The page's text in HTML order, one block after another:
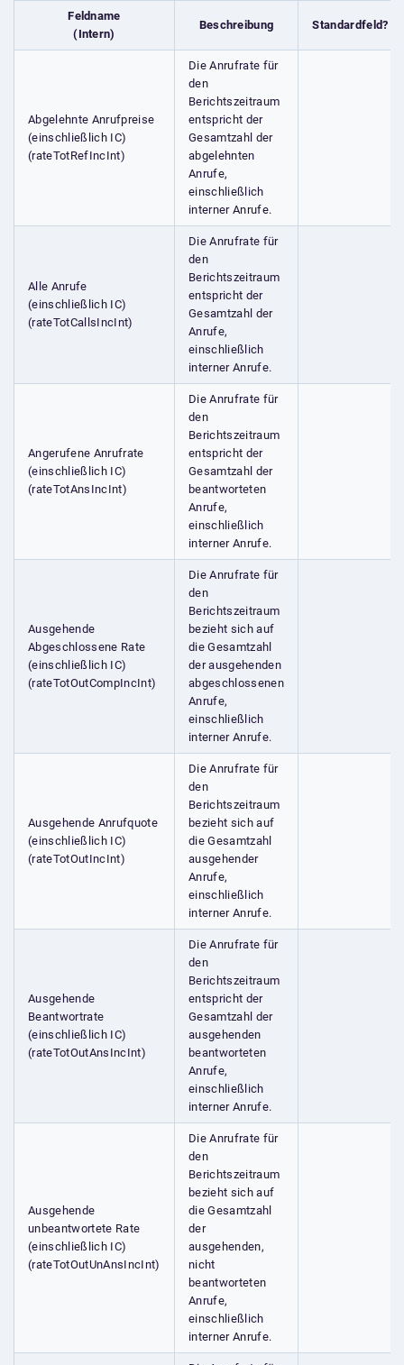
Feldname
(Intern)
Beschreibung Standardfeld?
Abgelehnte Anrufpreise
(einschließlich IC)
(rateTotRefIncInt)
Die Anrufrate für
den
Berichtszeitraum
entspricht der
Gesamtzahl der
abgelehnten
Anrufe,
einschließlich
interner Anrufe.
Alle Anrufe
(einschließlich IC)
(rateTotCallsIncInt)
Die Anrufrate für
den
Berichtszeitraum
entspricht der
Gesamtzahl der
Anrufe,
einschließlich
interner Anrufe.
Angerufene Anrufrate
(einschließlich IC)
(rateTotAnsIncInt)
Die Anrufrate für
den
Berichtszeitraum
entspricht der
Gesamtzahl der
beantworteten
Anrufe,
einschließlich
interner Anrufe.
Ausgehende
Abgeschlossene Rate
(einschließlich IC)
(rateTotOutCompIncInt)
Die Anrufrate für
den
Berichtszeitraum
bezieht sich auf
die Gesamtzahl
der ausgehenden
abgeschlossenen
Anrufe,
einschließlich
interner Anrufe.
Ausgehende Anrufquote
(einschließlich IC)
(rateTotOutIncInt)
Die Anrufrate für
den
Berichtszeitraum
bezieht sich auf
die Gesamtzahl
ausgehender
Anrufe,
einschließlich
interner Anrufe.
Ausgehende
Beantwortrate
(einschließlich IC)
(rateTotOutAnsIncInt)
Die Anrufrate für
den
Berichtszeitraum
entspricht der
Gesamtzahl der
ausgehenden
beantworteten
Anrufe,
einschließlich
interner Anrufe.
Ausgehende
unbeantwortete Rate
(einschließlich IC)
(rateTotOutUnAnsIncInt)
Die Anrufrate für
den
Berichtszeitraum
bezieht sich auf
die Gesamtzahl
der
ausgehenden,
nicht
beantworteten
Anrufe,
einschließlich
interner Anrufe.